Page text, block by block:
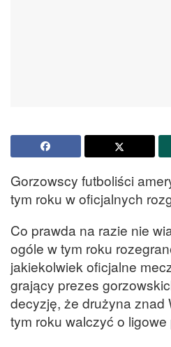
Gorzowscy futboliści
tym roku w oficjalnych
Co prawda na razie nie
ogóle w tym roku
jakiekolwiek oficjalne
grający prezes
decyzję, że drużyna znad
tym roku walczyć o ligowe